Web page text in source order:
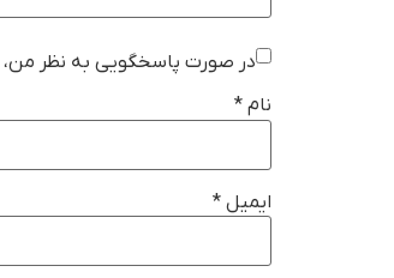
در صورت پاسخگویی به نظر من،
نام *
ایمیل *